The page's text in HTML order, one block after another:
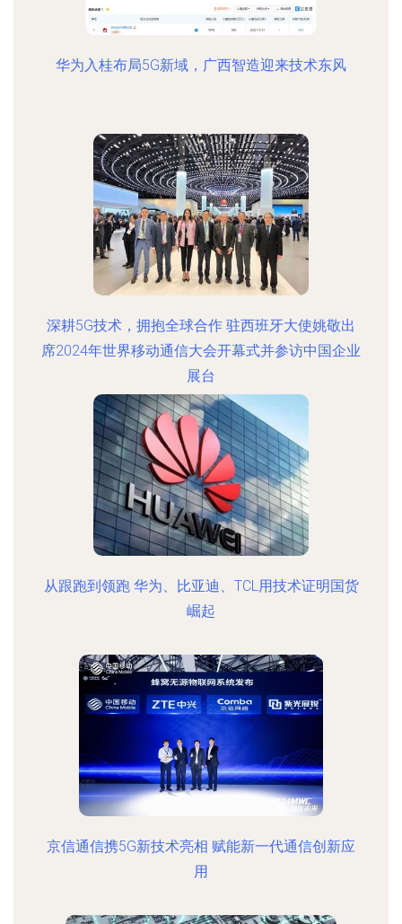
华为入桂布局5G新域，广西智造迎来技术东风
深耕5G技术，拥抱全球合作 驻西班牙大使姚敬出
席2024年世界移动通信大会开幕式并参访中国企业
展台
从跟跑到领跑 华为、比亚迪、TCL用技术证明国货
崛起
京信通信携5G新技术亮相 赋能新一代通信创新应
用